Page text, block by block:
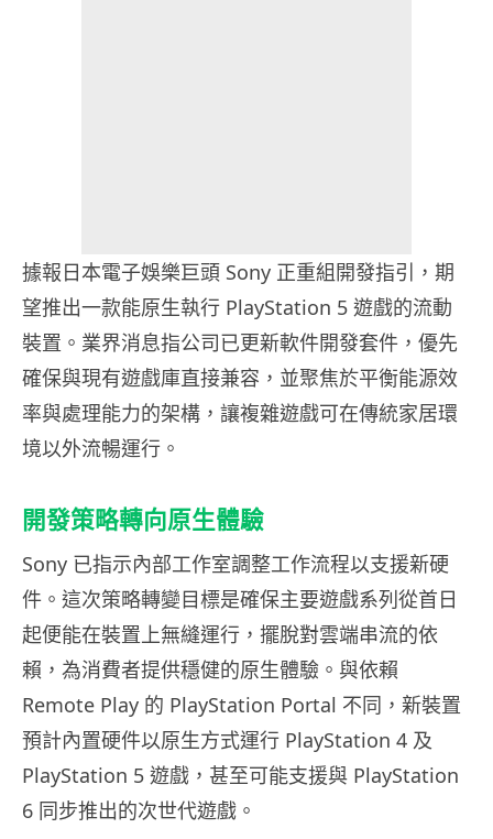
據報日本電子娛樂巨頭 Sony 正重組開發指引，期
望推出一款能原生執行 PlayStation 5 遊戲的流動
裝置。業界消息指公司已更新軟件開發套件，優先
確保與現有遊戲庫直接兼容，並聚焦於平衡能源效
率與處理能力的架構，讓複雜遊戲可在傳統家居環
境以外流暢運行。
開發策略轉向原生體驗
Sony 已指示內部工作室調整工作流程以支援新硬
件。這次策略轉變目標是確保主要遊戲系列從首日
起便能在裝置上無縫運行，擺脫對雲端串流的依
賴，為消費者提供穩健的原生體驗。與依賴
Remote Play 的 PlayStation Portal 不同，新裝置
預計內置硬件以原生方式運行 PlayStation 4 及
PlayStation 5 遊戲，甚至可能支援與 PlayStation
6 同步推出的次世代遊戲。